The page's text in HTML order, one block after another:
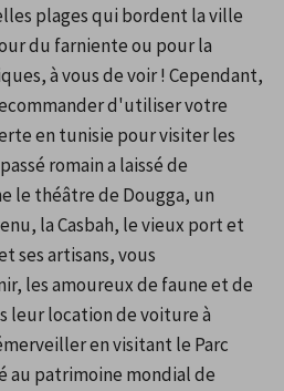
plages qui bordent la ville
du farniente ou pour la
à vous de voir ! Cependant,
d'utiliser votre
en tunisie pour visiter les
romain a laissé de
le théâtre de Dougga, un
la Casbah, le vieux port et
ses artisans, vous
les amoureux de faune et de
leur location de voiture à
en visitant le Parc
au patrimoine mondial de